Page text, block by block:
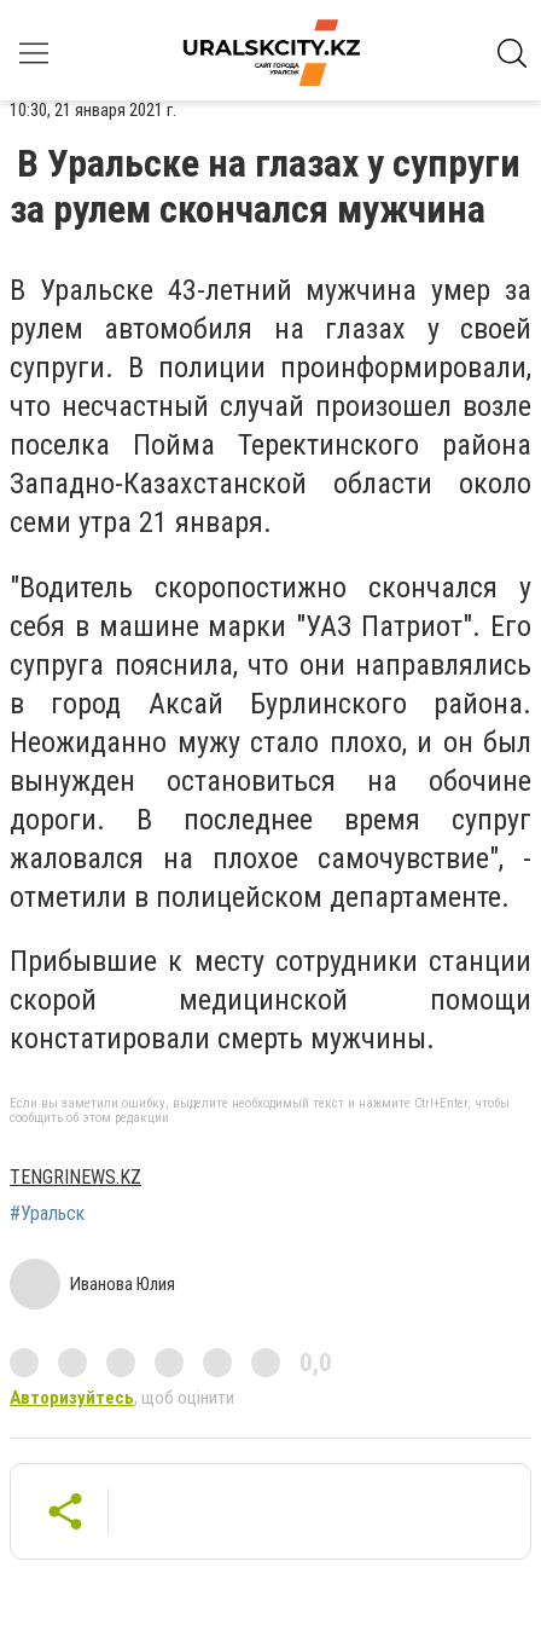
10:30, 21 января 2021 г.
В Уральске на глазах у супруги
за рулем скончался мужчина
В Уральске 43-летний мужчина умер за
рулем автомобиля на глазах у своей
супруги. В полиции проинформировали,
что несчастный случай произошел возле
поселка Пойма Теректинского района
Западно-Казахстанской области около
семи утра 21 января.
"Водитель скоропостижно скончался у
себя в машине марки "УАЗ Патриот". Его
супруга пояснила, что они направлялись
в город Аксай Бурлинского района.
Неожиданно мужу стало плохо, и он был
вынужден остановиться на обочине
дороги. В последнее время супруг
жаловался на плохое самочувствие", -
отметили в полицейском департаменте.
Прибывшие к месту сотрудники станции
скорой медицинской помощи
констатировали смерть мужчины.
Если вы заметили ошибку, выделите необходимый текст и нажмите Ctrl+Enter, чтобы
сообщить об этом редакции
TENGRINEWS.KZ
#Уральск
Иванова Юлия
0,0
Авторизуйтесь, щоб оцінити